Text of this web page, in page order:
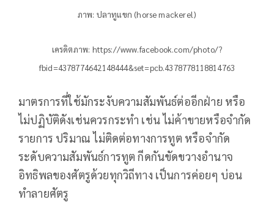
ภาพ: ปลาทูแขก (horse mackerel)
เครดิตภาพ: https://www.facebook.com/photo/?
fbid=4378774642148444&set=pcb.4378778118814763
มาตรการที่ใช้มักระงับความสัมพันธ์ต่ออีกฝ่าย หรือ
ไม่ปฏิบัติดังเช่นควรกระทำ เช่น ไม่ค้าขายหรือจำกัด
รายการ ปริมาณ ไม่ติดต่อทางการทูต หรือจำกัด
ระดับความสัมพันธ์การทูต กีดกันขัดขวางอำนาจ
อิทธิพลของศัตรูด้วยทุกวิถีทาง เป็นการค่อยๆ บ่อน
ทำลายศัตรู